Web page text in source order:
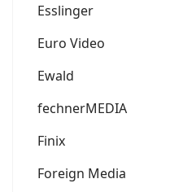
Esslinger
Euro Video
Ewald
fechnerMEDIA
Finix
Foreign Media